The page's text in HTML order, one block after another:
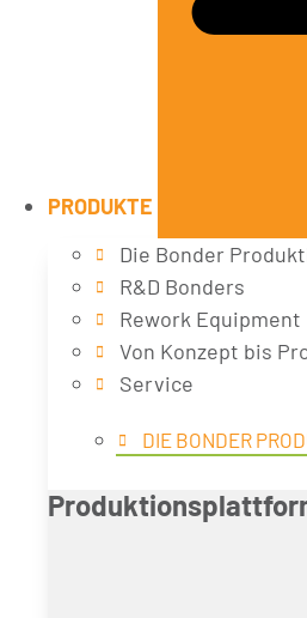
PRODUKTE
Die Bonder
R&D Bonders
Rework Equipment
Von Konzept bis
Service
DIE BONDER